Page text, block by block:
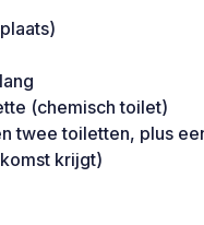
(chemisch toilet)
twee toiletten, plus
krijgt)